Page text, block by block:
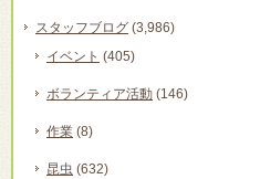
スタッフブログ (3,986)
イベント (405)
ボランティア活動 (146)
作業 (8)
昆虫 (632)